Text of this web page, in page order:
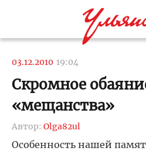
03.12.2010 19:04
Скромное
«мещанства»
Автор: Olga82ul
Особенность нашей